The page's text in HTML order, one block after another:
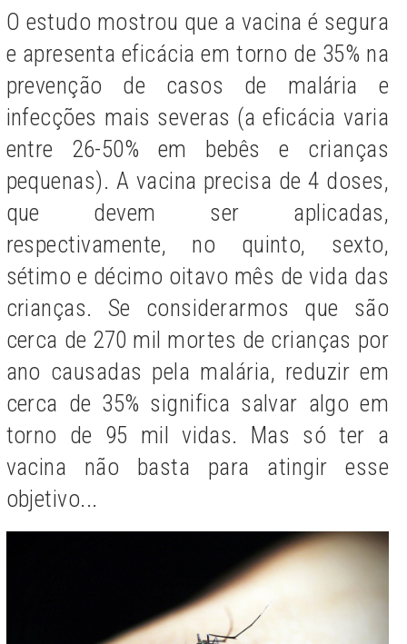
O estudo mostrou que a vacina é segura
e apresenta eficácia em torno de 35% na
prevenção de casos de malária e
infecções mais severas (a eficácia varia
entre 26-50% em bebês e crianças
pequenas). A vacina precisa de 4 doses,
que devem ser aplicadas,
respectivamente, no quinto, sexto,
sétimo e décimo oitavo mês de vida das
crianças. Se considerarmos que são
cerca de 270 mil mortes de crianças por
ano causadas pela malária, reduzir em
cerca de 35% significa salvar algo em
torno de 95 mil vidas. Mas só ter a
vacina não basta para atingir esse
objetivo...